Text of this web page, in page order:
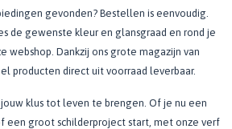
gevonden? Bestellen is eenvoudig.
de gewenste kleur en glansgraad en rond je
webshop. Dankzij ons grote magazijn van
producten direct uit voorraad leverbaar.
klus tot leven te brengen. Of je nu een
een groot schilderproject start, met onze verf